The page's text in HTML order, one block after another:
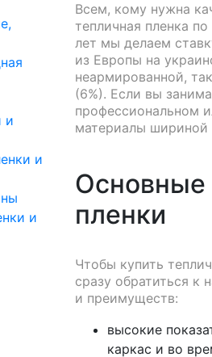
и
и
и
Всем, кому нужна
тепличная пленка
лет мы делаем
из Европы на
неармированной,
(6%). Если вы
профессиональном
материалы шириной
Основные
пленки
Чтобы купить
сразу обратиться
и преимуществ:
высокие
каркас и во